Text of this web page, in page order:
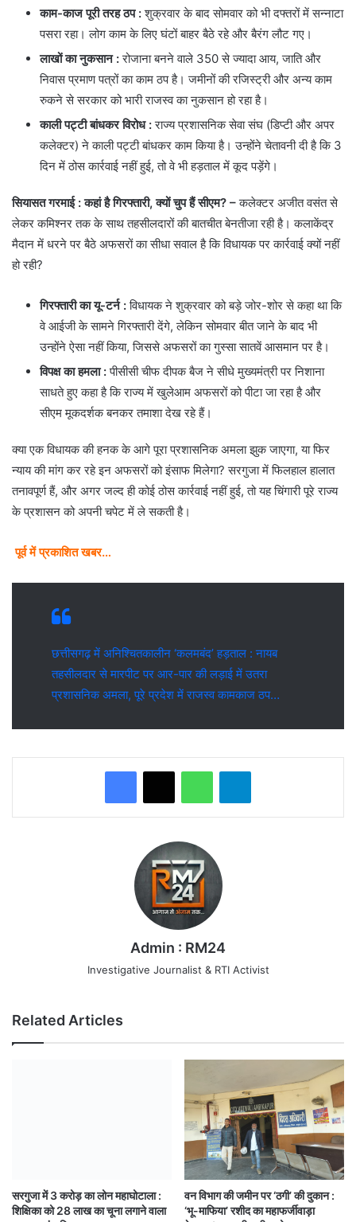
काम-काज पूरी तरह ठप :शुक्रवार के बाद सोमवार को भी दफ्तरों में सन्नाटा
पसरा रहा। लोग काम के लिए घंटों बाहर बैठे रहे और बैरंग लौट गए।
लाखों का नुकसान :रोजाना बनने वाले 350 से ज्यादा आय, जाति और
निवास प्रमाण पत्रों का काम ठप है। जमीनों की रजिस्ट्री और अन्य काम
रुकने से सरकार को भारी राजस्व का नुकसान हो रहा है।
काली पट्टी बांधकर विरोध :राज्य प्रशासनिक सेवा संघ (डिप्टी और अपर
कलेक्टर) ने काली पट्टी बांधकर काम किया है। उन्होंने चेतावनी दी है कि 3
दिन में ठोस कार्रवाई नहीं हुई, तो वे भी हड़ताल में कूद पड़ेंगे।
सियासत गरमाई : कहां है गिरफ्तारी, क्यों चुप हैं सीएम? –कलेक्टर अजीत वसंत से
लेकर कमिश्नर तक के साथ तहसीलदारों की बातचीत बेनतीजा रही है। कलाकेंद्र
मैदान में धरने पर बैठे अफसरों का सीधा सवाल है कि विधायक पर कार्रवाई क्यों नहीं
हो रही?
गिरफ्तारी का यू-टर्न :विधायक ने शुक्रवार को बड़े जोर-शोर से कहा था कि
वे आईजी के सामने गिरफ्तारी देंगे, लेकिन सोमवार बीत जाने के बाद भी
उन्होंने ऐसा नहीं किया, जिससे अफसरों का गुस्सा सातवें आसमान पर है।
विपक्ष का हमला :पीसीसी चीफ दीपक बैज ने सीधे मुख्यमंत्री पर निशाना
साधते हुए कहा है कि राज्य में खुलेआम अफसरों को पीटा जा रहा है और
सीएम मूकदर्शक बनकर तमाशा देख रहे हैं।
क्या एक विधायक की हनक के आगे पूरा प्रशासनिक अमला झुक जाएगा, या फिर
न्याय की मांग कर रहे इन अफसरों को इंसाफ मिलेगा? सरगुजा में फिलहाल हालात
तनावपूर्ण हैं, और अगर जल्द ही कोई ठोस कार्रवाई नहीं हुई, तो यह चिंगारी पूरे राज्य
के प्रशासन को अपनी चपेट में ले सकती है।
पूर्व में प्रकाशित खबर…
छत्तीसगढ़ में अनिश्चितकालीन ‘कलमबंद’ हड़ताल : नायब
तहसीलदार से मारपीट पर आर-पार की लड़ाई में उतरा
प्रशासनिक अमला, पूरे प्रदेश में राजस्व कामकाज ठप…
WhatsAppTelegram
Admin : RM24
Investigative Journalist & RTI Activist
Related Articles
सरगुजा में 3 करोड़ का लोन महाघोटाला :
शिक्षिका को 28 लाख का चूना लगाने वाला
वन विभाग की जमीन पर ‘ठगी’ की दुकान :
‘भू-माफिया’ रशीद का महाफर्जीवाड़ा